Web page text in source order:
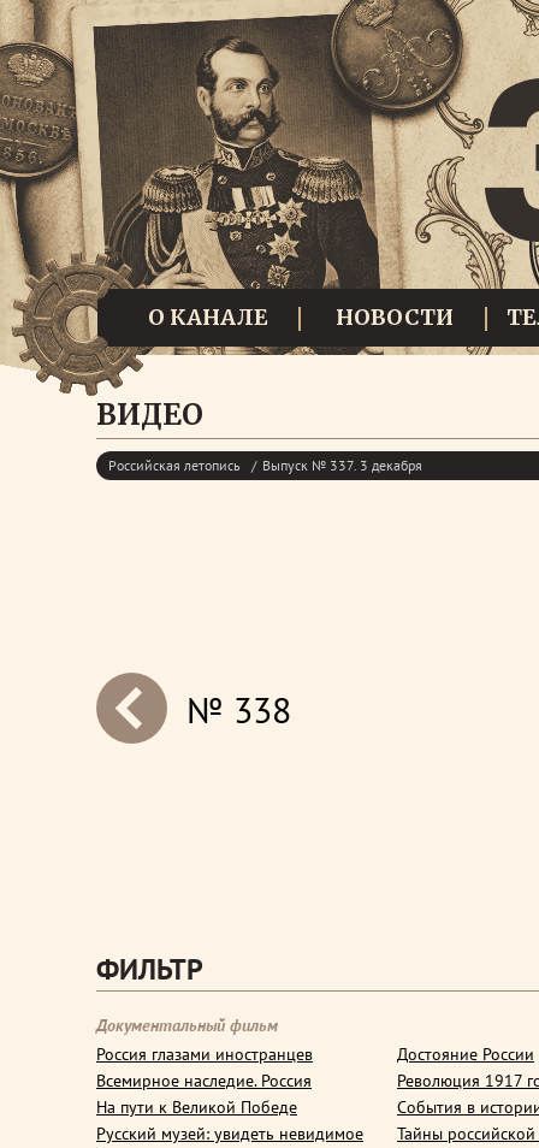
О КАНАЛЕ НОВОСТИ
ВИДЕО
Российская летопись Выпуск № 337. 3 декабря
next№ 338
ФИЛЬТР
Документальный фильм
Россия глазами иностранцев
Всемирное наследие. Россия
На пути к Великой Победе
Русский музей: увидеть невидимое
Достояние России
Революция 1917
События в
Тайны